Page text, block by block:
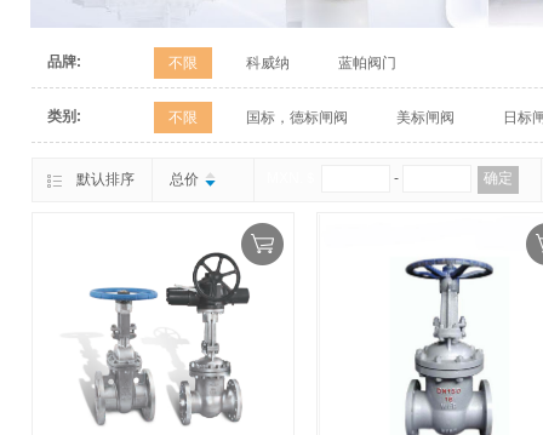
品牌: 不限 科威纳 蓝帕阀门
类别: 不限 国标，德标闸阀 美标闸阀 日标
默认排序 总价 - 确定